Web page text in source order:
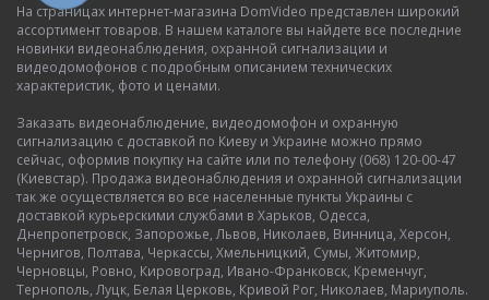
На страницах интернет-магазина DomVideo представлен широкий
ассортимент товаров. В нашем каталоге вы найдете все последние
новинки видеонаблюдения, охранной сигнализации и
видеодомофонов с подробным описанием технических
характеристик, фото и ценами.
Заказать видеонаблюдение, видеодомофон и охранную
сигнализацию с доставкой по Киеву и Украине можно прямо
сейчас, оформив покупку на сайте или по телефону (068) 120-00-47
(Киевстар). Продажа видеонаблюдения и охранной сигнализации
так же осуществляется во все населенные пункты Украины с
доставкой курьерскими службами в Харьков, Одесса,
Днепропетровск, Запорожье, Львов, Николаев, Винница, Херсон,
Чернигов, Полтава, Черкассы, Хмельницкий, Сумы, Житомир,
Черновцы, Ровно, Кировоград, Ивано-Франковск, Кременчуг,
Тернополь, Луцк, Белая Церковь, Кривой Рог, Николаев, Мариуполь.